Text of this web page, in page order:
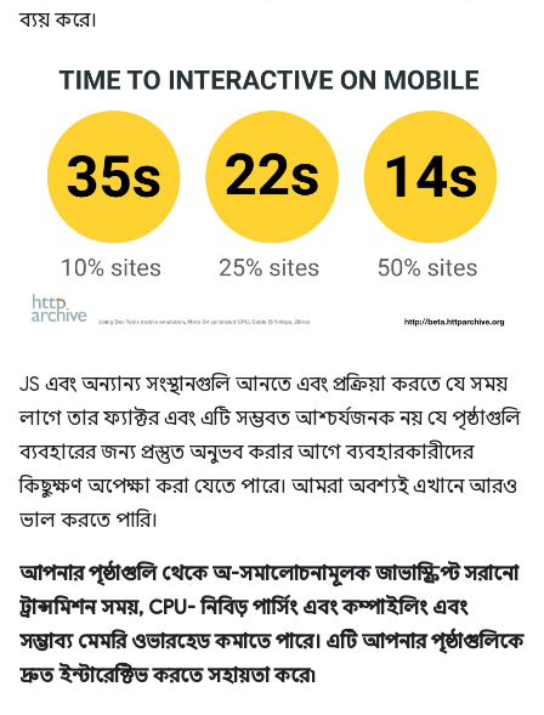
ব্যয় করে।
JS এবং অন্যান্য সংস্থানগুলি আনতে এবং প্রক্রিয়া করতে যে সময়
লাগে তার ফ্যাক্টর এবং এটি সম্ভবত আশ্চর্যজনক নয় যে পৃষ্ঠাগুলি
ব্যবহারের জন্য প্রস্তুত অনুভব করার আগে ব্যবহারকারীদের
কিছুক্ষণ অপেক্ষা করা যেতে পারে। আমরা অবশ্যই এখানে আরও
ভাল করতে পারি।
আপনার পৃষ্ঠাগুলি থেকে অ-সমালোচনামূলক জাভাস্ক্রিপ্ট সরানো
ট্রান্সমিশন সময়, CPU- নিবিড় পার্সিং এবং কম্পাইলিং এবং
সম্ভাব্য মেমরি ওভারহেড কমাতে পারে। এটি আপনার পৃষ্ঠাগুলিকে
দ্রুত ইন্টারেক্টিভ করতে সহায়তা করে৷